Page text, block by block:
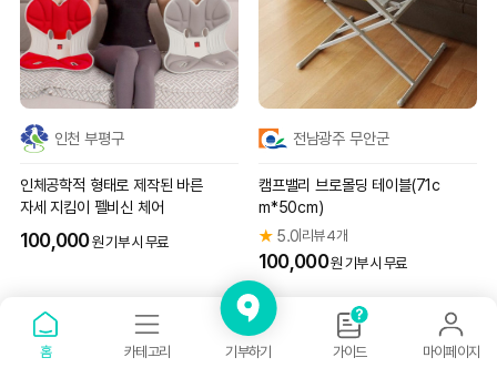
인천 부평구
인체공학적 형태로 제작된 바른
자세 지킴이 펠비신 체어
100,000원 기부 시 무료
전남광주 무안군
캠프밸리 브로몰딩 테이블(71c
m*50cm)
★ 5.0 리뷰 4개
100,000원 기부 시 무료
홈 카테고리 기부하기 가이드 마이페이지